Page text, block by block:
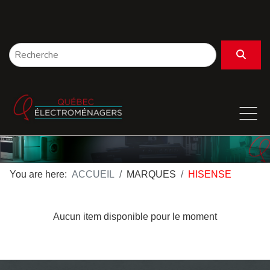
You are here: ACCUEIL MARQUES HISENSE
Aucun item disponible pour le moment